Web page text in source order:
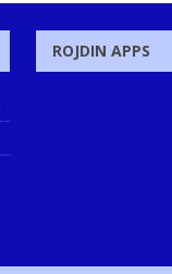
ROJDIN APPS